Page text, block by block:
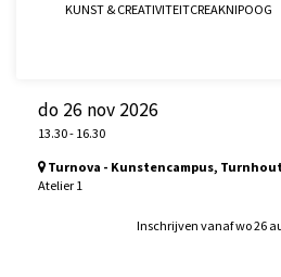
KUNST & CREATIVITEITCREAKNIPOOG
do 26 nov 2026
13.30- 16.30
Turnova - Kunstencampus, Turnhout
Atelier 1
Inschrijven vanaf wo 26